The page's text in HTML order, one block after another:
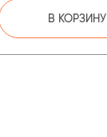
В КОРЗИНУ